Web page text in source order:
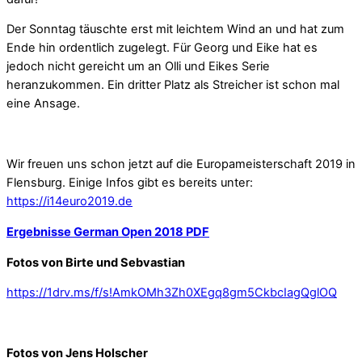
Der Sonntag täuschte erst mit leichtem Wind an und hat zum
Ende hin ordentlich zugelegt. Für Georg und Eike hat es
jedoch nicht gereicht um an Olli und Eikes Serie
heranzukommen. Ein dritter Platz als Streicher ist schon mal
eine Ansage.
Wir freuen uns schon jetzt auf die Europameisterschaft 2019 in
Flensburg. Einige Infos gibt es bereits unter:
https://i14euro2019.de
Ergebnisse German Open 2018 PDF
Fotos von Birte und Sebvastian
https://1drv.ms/f/s!AmkOMh3Zh0XEgq8gm5CkbcIagQglOQ
Fotos von Jens Holscher